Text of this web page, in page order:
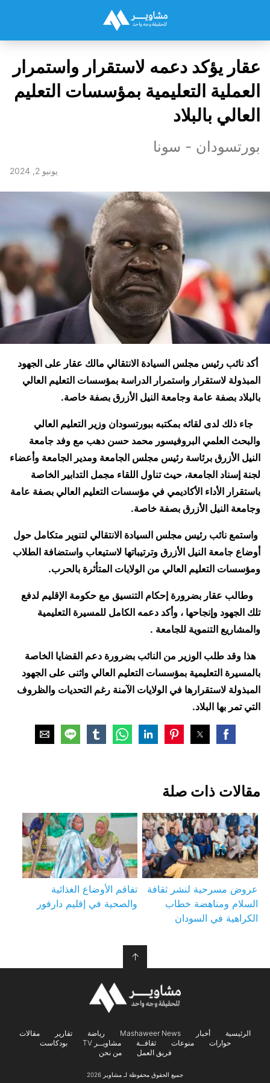
عقار يؤكد دعمه لاستقرار واستمرار
العملية التعليمية بمؤسسات التعليم
العالي بالبلاد
بورتسودان - سونا
يونيو 2, 2024
أكد نائب رئيس مجلس السيادة الانتقالي مالك عقار على الجهود
المبذولة لاستقرار واستمرار الدراسة بمؤسسات التعليم العالي
بالبلاد بصفة عامة وجامعة النيل الأزرق بصفة خاصة.
جاء ذلك لدى لقائه بمكتبه ببورتسودان وزير التعليم العالي
والبحث العلمي البروفيسور محمد حسن دهب مع وفد جامعة
النيل الأزرق برئاسة رئيس مجلس الجامعة ومدير الجامعة وأعضاء
لجنة إسناد الجامعة، حيث تناول اللقاء مجمل التدابير الخاصة
باستقرار الأداء الأكاديمي في مؤسسات التعليم العالي بصفة عامة
وجامعة النيل الأزرق بصفة خاصة.
واستمع نائب رئيس مجلس السيادة الانتقالي لتنوير متكامل حول
أوضاع جامعة النيل الأزرق وترتيباتها لاستيعاب واستضافة الطلاب
ومؤسسات التعليم العالي من الولايات المتأثرة بالحرب.
وطالب عقار بضرورة إحكام التنسيق مع حكومة الإقليم لدفع
تلك الجهود وإنجاحها ، وأكد دعمه الكامل للمسيرة التعليمية
والمشاريع التنموية للجامعة .
هذا وقد طلب الوزير من النائب بضرورة دعم القضايا الخاصة
بالمسيرة التعليمية بمؤسسات التعليم العالي واثنى على الجهود
المبذولة لاستقرارها في الولايات الآمنة رغم التحديات والظروف
التي تمر بها البلاد.
مقالات ذات صلة
عروض مسرحية لنشر ثقافة
السلام ومناهضة خطاب
الكراهية في السودان
تفاقم الأوضاع الغذائية
والصحية في إقليم دارفور
↑
الرئيسية أخبار Mashaweer News رياضة تقارير
مقالات
حوارات
منوعات ثقافــة مشاويــر TV
بودكاست
فريق العمل
من نحن
جميع الحقوق محفوظة لـ مشاوير 2026